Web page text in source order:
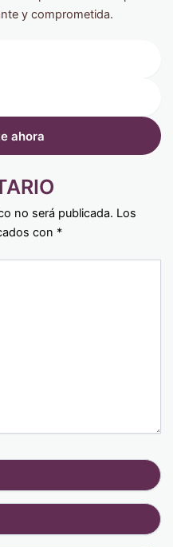
y comprometida.
no será publicada. Los
con *